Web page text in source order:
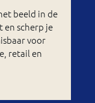
beeld in de
en scherp je
voor
retail en